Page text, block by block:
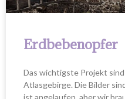
Erdbebenopfer
Das wichtigste Projekt
Atlasgebirge. Die Bilder
ist angelaufen, aber wir